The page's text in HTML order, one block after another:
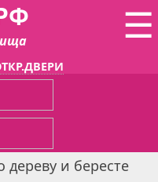
☰
дереву и бересте